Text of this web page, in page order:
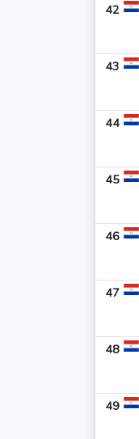
42
43
44
45
46
47
48
49